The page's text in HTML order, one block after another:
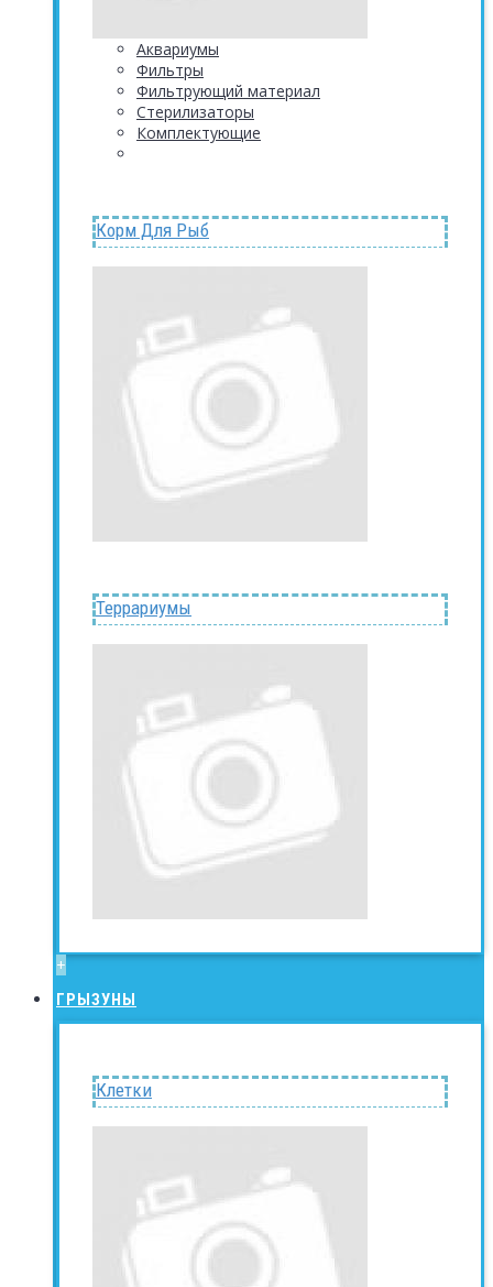
Аквариумы
Фильтры
Фильтрующий материал
Стерилизаторы
Комплектующие
Корм Для Рыб
Террариумы
+
ГРЫЗУНЫ
Клетки